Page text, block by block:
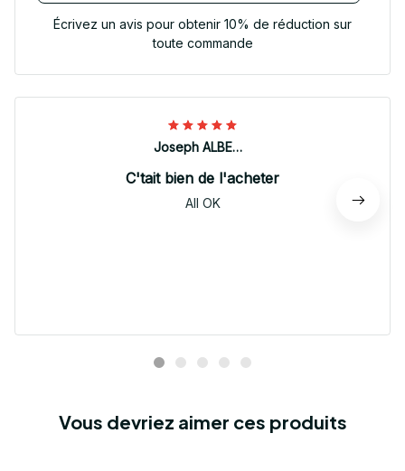
Écrivez un avis pour obtenir 10% de réduction sur
toute commande
Joseph ALBERTINI
C'tait bien de l'acheter
All OK
Vous devriez aimer ces produits